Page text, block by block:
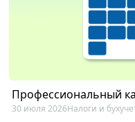
Профессиональный
30 июля 2026Налоги и